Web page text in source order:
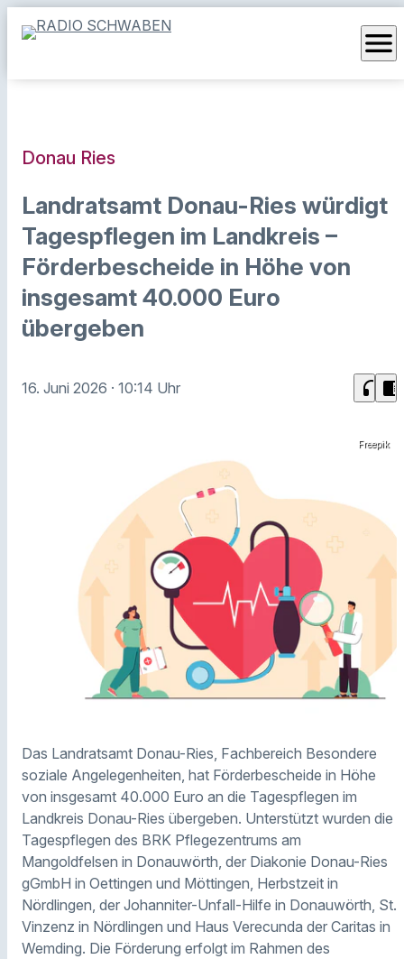
menu
Donau Ries
Landratsamt Donau-Ries würdigt
Tagespflegen im Landkreis –
Förderbescheide in Höhe von
insgesamt 40.000 Euro
übergeben
16. Juni 2026 · 10:14 Uhr headphones chrome_reader_mode
Freepik
Das Landratsamt Donau-Ries, Fachbereich Besondere
soziale Angelegenheiten, hat Förderbescheide in Höhe
von insgesamt 40.000 Euro an die Tagespflegen im
Landkreis Donau-Ries übergeben. Unterstützt wurden die
Tagespflegen des BRK Pflegezentrums am
Mangoldfelsen in Donauwörth, der Diakonie Donau-Ries
gGmbH in Oettingen und Möttingen, Herbstzeit in
Nördlingen, der Johanniter-Unfall-Hilfe in Donauwörth, St.
Vinzenz in Nördlingen und Haus Verecunda der Caritas in
Wemding. Die Förderung erfolgt im Rahmen des